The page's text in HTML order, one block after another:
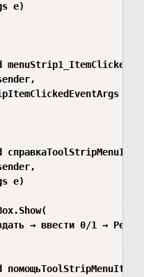
e)
menuStrip1_ItemClicked(
e)
e)
→ ввести 0/1 →